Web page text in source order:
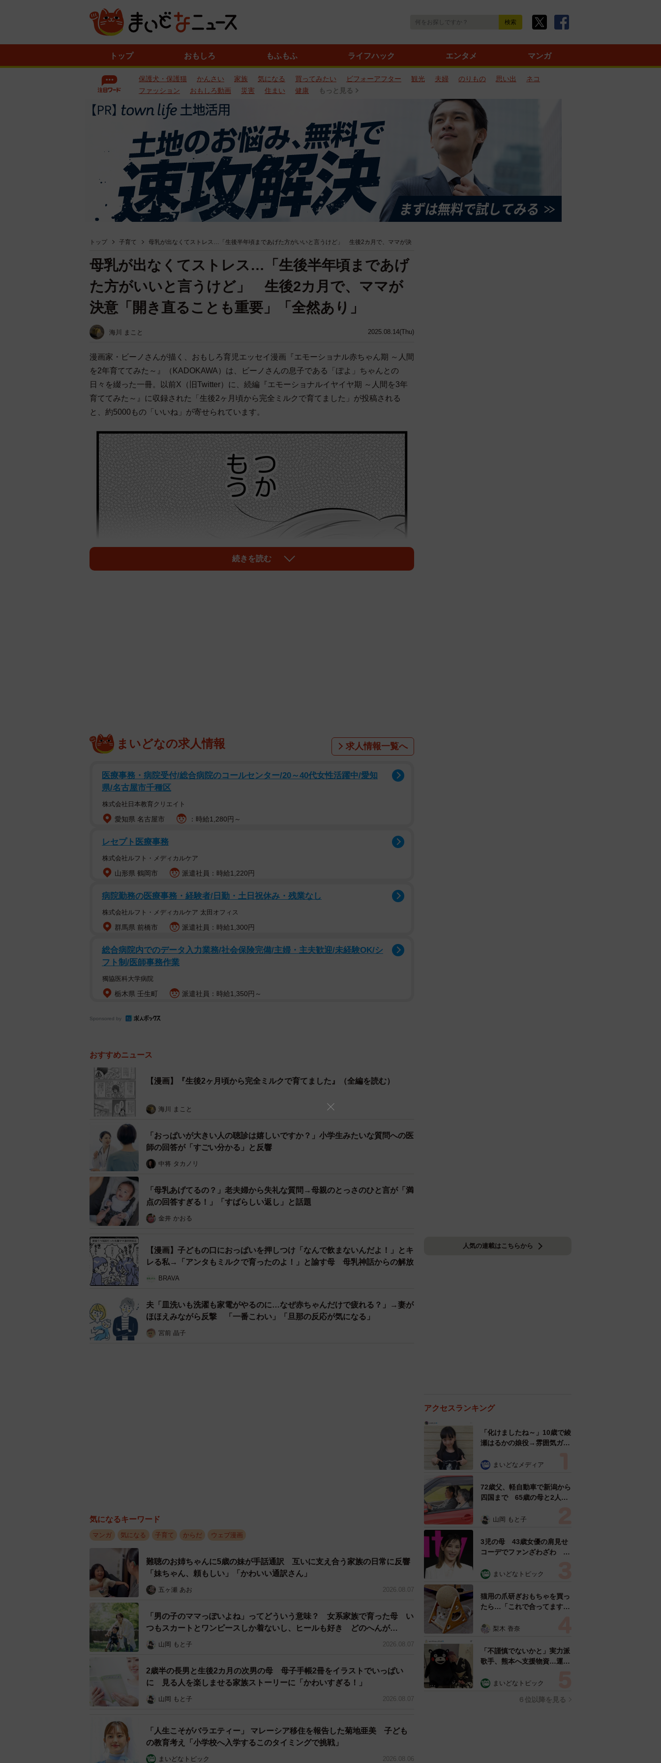
トップ おもしろ もふもふ ライフハック エンタメ マンガ
保護犬・保護猫 かんさい 家族 気になる 買ってみたい ビフォーアフター 観光 夫婦 のりもの 思い出
ネコ
ファッション
おもしろ動画 災害 住まい 健康 もっと見る
トップ 子育て 母乳が出なくてストレス…「生後半年頃まであげた方がいいと言うけど」 生後2カ月で、ママが決
2025.08.14(Thu)
母乳が出なくてストレス…「生後半年頃まであげ
た方がいいと言うけど」 生後2カ月で、ママが
決意「開き直ることも重要」「全然あり」
海川 まこと
漫画家・ビーノさんが描く、おもしろ育児エッセイ漫画『エモーショナル赤ちゃん期 ～人間
を2年育ててみた～』（KADOKAWA）は、ビーノさんの息子である「ぽよ」ちゃんとの
日々を綴った一冊。以前X（旧Twitter）に、続編『エモーショナルイヤイヤ期 ～人間を3年
育ててみた～』に収録された「生後2ヶ月頃から完全ミルクで育てました」が投稿される
と、約5000もの「いいね」が寄せられています。
1/20
母乳が出ないストレスに悩んだ結果、開き直ることを決心するビーノさん 『エモーショナルイヤイヤ期〜人間
を3年育ててみた〜』©︎ビーノ/KADOKAWA
母乳がほとんど出ないことがストレスに…その後に「つかもう ミルクでよく
ね？」
していたビーノさん。産後、母乳がほとんど出ない状況になり、産院で母乳を出しやすくし
たり、赤ちゃんが飲みやすくしたりするレクチャーを受けたものの、ぽよちゃんは母乳をほ
とんど飲めていない状態だったことが判明します。
様々な“おっぱいトラブル”に怯えるビーノさん 『エモーショナルイヤイヤ期〜人間を3年育ててみた〜』©︎ビー
ノ/KADOKAWA
結局、母乳をほとんど飲めていなかったことが判明する 『エモーショナルイヤイヤ期〜人間を3年育ててみ
た〜』©︎ビーノ/KADOKAWA
“免疫力をつけるため生後半年頃までなるべく母乳をあげた方がいい”と聞いていたビーノさ
んは焦り、問題を解消するために「授乳外来」に相談。さっそく施術を受けると、今までが
嘘かのように母乳が出るビーノさん。しかし、その後、自分でやってみても思うように母乳
が出ませんでした。
続きを読む
まいどなの求人情報 求人情報一覧へ
医療事務・病院受付/総合病院のコールセンター/20～40代女性活躍中/愛知
県/名古屋市千種区
株式会社日本教育クリエイト
愛知県 名古屋市 ：時給1,280円～
レセプト医療事務
株式会社ルフト・メディカルケア
山形県 鶴岡市 派遣社員：時給1,220円
病院勤務の医療事務・経験者/日勤・土日祝休み・残業なし
株式会社ルフト・メディカルケア 太田オフィス
群馬県 前橋市 派遣社員：時給1,300円
総合病院内でのデータ入力業務/社会保険完備/主婦・主夫歓迎/未経験OK/シ
フト制/医師事務作業
獨協医科大学病院
栃木県 壬生町 派遣社員：時給1,350円～
Sponsored by
おすすめニュース
【漫画】『生後2ヶ月頃から完全ミルクで育てました』（全編を読む）
海川 まこと
「おっぱいが大きい人の聴診は嬉しいですか？」小学生みたいな質問への医
師の回答が「すごい分かる」と反響
中将 タカノリ
「母乳あげてるの？」老夫婦から失礼な質問→母親のとっさのひと言が「満
点の回答すぎる！」「すばらしい返し」と話題
金井 かおる
【漫画】子どもの口におっぱいを押しつけ「なんで飲まないんだよ！」とキ
レる私→「アンタもミルクで育ったのよ！」と諭す母 母乳神話からの解放
BRAVA
夫「皿洗いも洗濯も家電がやるのに…なぜ赤ちゃんだけで疲れる？」→妻が
ほほえみながら反撃 「一番こわい」「旦那の反応が気になる」
宮前 晶子
気になるキーワード
マンガ 気になる 子育て からだ ウェブ漫画
難聴のお姉ちゃんに5歳の妹が手話通訳 互いに支え合う家族の日常に反響
「妹ちゃん、頼もしい」「かわいい通訳さん」
五ヶ瀬 あお 2026.08.07
「男の子のママっぽいよね」ってどういう意味？ 女系家族で育った母 い
つもスカートとワンピースしか着ないし、ヒールも好き どのへんが…
山岡 もと子 2026.08.07
2歳半の長男と生後2カ月の次男の母 母子手帳2冊をイラストでいっぱい
に 見る人を楽しませる家族ストーリーに「かわいすぎる！」
山岡 もと子 2026.08.07
「人生こそがバラエティー」 マレーシア移住を報告した菊地亜美 子ども
の教育考え「小学校へ入学するこのタイミングで挑戦」
まいどなトピック 2026.08.06
人気の連載はこちらから
アクセスランキング
「化けましたね～」10歳で綾
瀬はるかの娘役→雰囲気ガラ
雰囲気が」「宝塚に入れそ
まいどなメディア
72歳父、軽自動車で新潟から
四国まで 65歳の母と2人で
憩まで分刻み… 「大学生で
山岡 もと子
3児の母 43歳女優の肩見せ
コーデでファンざわざわ
見」「むっかしからずっと可
まいどなトピック
猫用の爪研ぎおもちゃを買っ
たら…「これで合ってます
響 「100点満点」「かわい
梨木 香奈
「不謹慎でないかと」実力派
歌手、熊本へ支援物資…運搬
めらい 「痛いほど伝わる」
まいどなトピック
６位以降を見る